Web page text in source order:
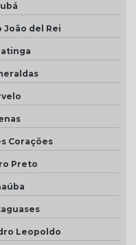
João del Rei
Corações
Preto
Leopoldo